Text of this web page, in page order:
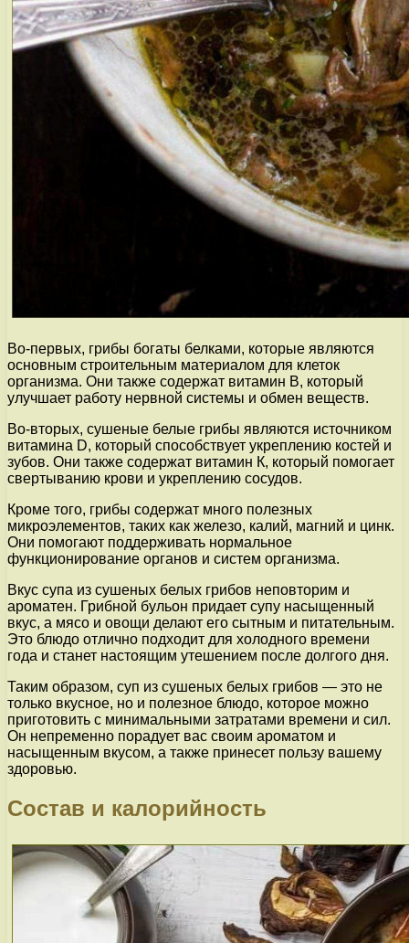
Во-первых, грибы богаты белками, которые являются
основным строительным материалом для клеток
организма. Они также содержат витамин В, который
улучшает работу нервной системы и обмен веществ.
Во-вторых, сушеные белые грибы являются источником
витамина D, который способствует укреплению костей и
зубов. Они также содержат витамин К, который помогает
свертыванию крови и укреплению сосудов.
Кроме того, грибы содержат много полезных
микроэлементов, таких как железо, калий, магний и цинк.
Они помогают поддерживать нормальное
функционирование органов и систем организма.
Вкус супа из сушеных белых грибов неповторим и
ароматен. Грибной бульон придает супу насыщенный
вкус, а мясо и овощи делают его сытным и питательным.
Это блюдо отлично подходит для холодного времени
года и станет настоящим утешением после долгого дня.
Таким образом, суп из сушеных белых грибов — это не
только вкусное, но и полезное блюдо, которое можно
приготовить с минимальными затратами времени и сил.
Он непременно порадует вас своим ароматом и
насыщенным вкусом, а также принесет пользу вашему
здоровью.
Состав и калорийность